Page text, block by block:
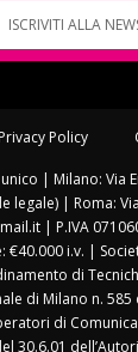
ISCRIVITI ALLA
Privacy Policy
| Milano: Via
legale) | Roma:
| P.IVA
€40.000 i.v. |
di
di Milano n.
di
30.6.01